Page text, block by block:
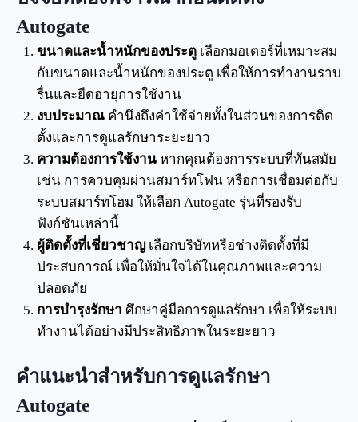
Autogate
ขนาดและน้ำหนักของประตูเลือกมอเตอร์ที่เหมาะสม
กับขนาดและน้ำหนักของประตู เพื่อให้การทำงานราบ
รื่นและยืดอายุการใช้งาน
งบประมาณคำนึงถึงค่าใช้จ่ายทั้งในส่วนของการติด
ตั้งและการดูแลรักษาระยะยาว
ความต้องการใช้งานหากคุณต้องการระบบที่ทันสมัย
เช่น การควบคุมผ่านสมาร์ทโฟน หรือการเชื่อมต่อกับ
ระบบสมาร์ทโฮม ให้เลือก Autogate รุ่นที่รองรับ
ฟังก์ชันเหล่านี้
ผู้ติดตั้งที่เชี่ยวชาญเลือกบริษัทหรือช่างติดตั้งที่มี
ประสบการณ์ เพื่อให้มั่นใจได้ในคุณภาพและความ
ปลอดภัย
การบำรุงรักษา ศึกษาคู่มือการดูแลรักษา เพื่อให้ระบบ
ทำงานได้อย่างมีประสิทธิภาพในระยะยาว
คำแนะนำสำหรับการดูแลรักษา
Autogate